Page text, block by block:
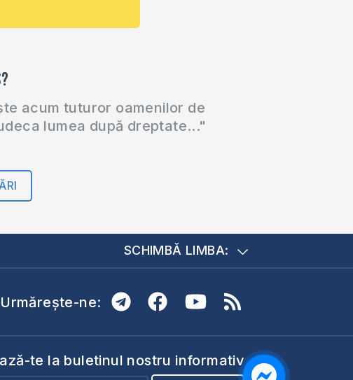
acum tuturor oamenilor de
lumea după dreptate..."
SCHIMBĂ LIMBA:
Urmărește-ne:
te la buletinul nostru informativ